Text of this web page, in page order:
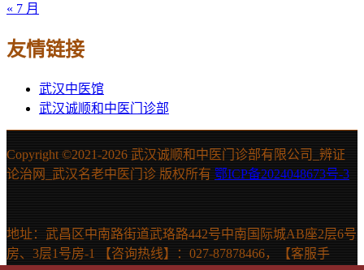
« 7 月
友情链接
武汉中医馆
武汉诚顺和中医门诊部
Copyright ©2021-2026 武汉诚顺和中医门诊部有限公司_辨证
论治网_武汉名老中医门诊 版权所有 鄂ICP备2024048673号-3
地址：武昌区中南路街道武珞路442号中南国际城AB座2层6号
房、3层1号房-1 【咨询热线】：027-87878466，【客服手